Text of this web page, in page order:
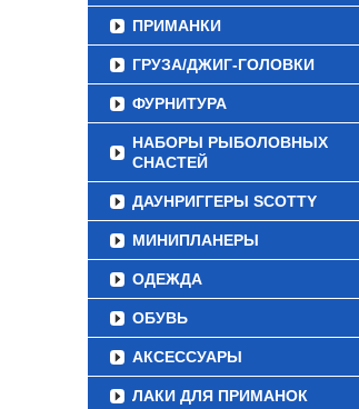
ПРИМАНКИ
ГРУЗА/ДЖИГ-ГОЛОВКИ
ФУРНИТУРА
НАБОРЫ РЫБОЛОВНЫХ
СНАСТЕЙ
ДАУНРИГГЕРЫ SCOTTY
МИНИПЛАНЕРЫ
ОДЕЖДА
ОБУВЬ
АКСЕССУАРЫ
ЛАКИ ДЛЯ ПРИМАНОК